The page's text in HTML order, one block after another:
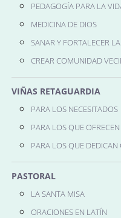
PEDAGOGÍA PARA LA
MEDICINA DE DIOS
SANAR Y FORTALECER
CREAR COMUNIDAD
VIÑAS RETAGUARDIA
PARA LOS NECESITADOS
PARA LOS QUE
PARA LOS QUE
PASTORAL
LA SANTA MISA
ORACIONES EN LATÍN